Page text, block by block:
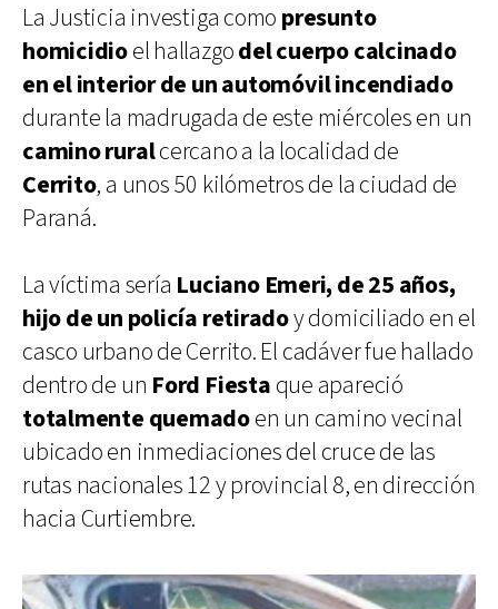
La Justicia investiga como presunto
homicidioel hallazgodel cuerpo calcinado
en el interior de un automóvil incendiado
durante la madrugada de este miércoles en un
camino ruralcercano a la localidad de
Cerrito, a unos 50 kilómetros de la ciudad de
Paraná.
La víctima sería Luciano Emeri, de 25 años,
hijo de un policía retiradoy domiciliado en el
casco urbano de Cerrito. El cadáver fue hallado
dentro de un Ford Fiesta que apareció
totalmente quemadoen un camino vecinal
ubicado en inmediaciones del cruce de las
rutas nacionales 12 y provincial 8, en dirección
hacia Curtiembre.